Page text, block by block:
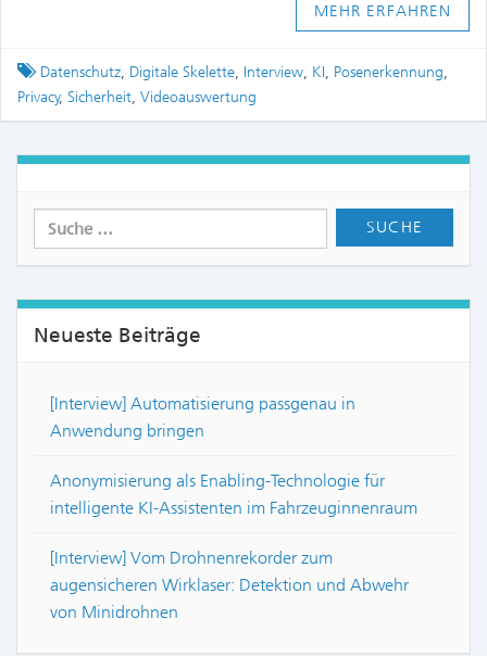
MEHR ERFAHREN
Tagged
Datenschutz, Digitale Skelette, Interview, KI, Posenerkennung,
Privacy, Sicherheit, Videoauswertung
Neueste Beiträge
[Interview] Automatisierung passgenau in
Anwendung bringen
Anonymisierung als Enabling-Technologie für
intelligente KI-Assistenten im Fahrzeuginnenraum
[Interview] Vom Drohnenrekorder zum
augensicheren Wirklaser: Detektion und Abwehr
von Minidrohnen